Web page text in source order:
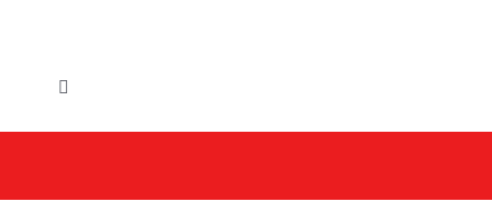
Toggle
IL COMUNE